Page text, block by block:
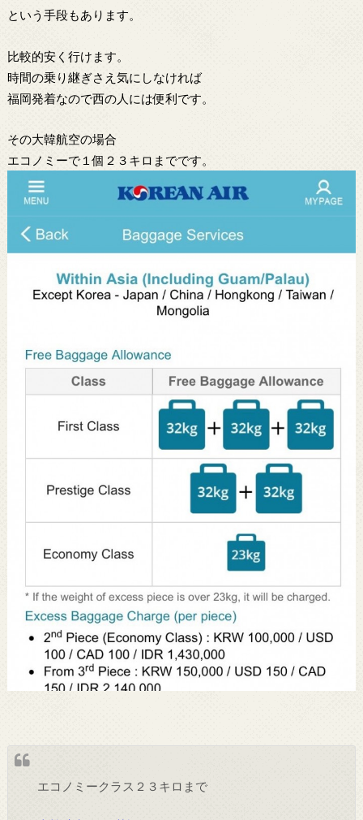
という手段もあります。
比較的安く行けます。
時間の乗り継ぎさえ気にしなければ
福岡発着なので西の人には便利です。
その大韓航空の場合
エコノミーで１個２３キロまでです。
エコノミークラス２３キロまで